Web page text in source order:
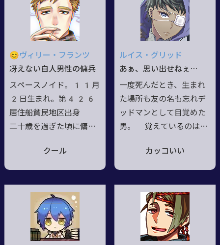
かつフランク。サラリー
マン気質は未だ抜けず。
実はクロムキャバリアの
「神聖メサイア教国」に
て開発された護国決戦兵
転移し、銀河帝国でウォ
ーマシンに改造された。
『クルワ』と呼ばれる鬼
を封じている。もう一つ
の人格はそれ。男であ
る。🔷空っぽだった兄と
再会した。兄妹仲良く死
😊ヴィリー・フランツ
冴えない白人男性の傭兵
スペースノイド。11月
2日生まれ。第426
居住船貧民地区出身
二十歳を過ぎた頃に傭兵
た銀河帝国との戦いの後
に猟兵として覚醒。覇気
装、ボサボサの髪と侮り
がちだが戦闘では勇敢に
戦い、生き残る為に知恵
を絞る。自身は神は信じ
クール
ルイス・グリッド
あぁ、思い出せねぇ…
一度死んだとき、生まれ
た場所も友の名も忘れデ
ッドマンとして目覚めた
男。 覚えているのは一
リスを託されたこと、傭
兵まがいのことをしてき
静。強面だが、礼儀は尽
くすし、困っている人が
いれば手を差し伸べるお
人好し。 左目と右腕に
カッコいい